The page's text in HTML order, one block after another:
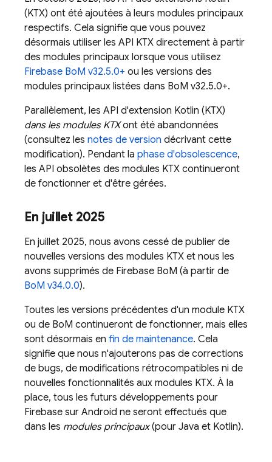
(KTX) ont été ajoutées à leurs modules principaux
respectifs. Cela signifie que vous pouvez
désormais utiliser les API KTX directement à partir
des modules principaux lorsque vous utilisez
Firebase BoM v32.5.0+ ou les versions des
modules principaux listées dans BoM v32.5.0+.
Parallèlement, les API d'extension Kotlin (KTX)
dans les modules KTXont été abandonnées
(consultez les notes de version décrivant cette
modification). Pendant la phase d'obsolescence,
les API obsolètes des modules KTX continueront
de fonctionner et d'être gérées.
En juillet 2025
En juillet 2025, nous avons cessé de publier de
nouvelles versions des modules KTX et nous les
avons supprimés de Firebase BoM (à partir de
BoM v34.0.0).
Toutes les versions précédentes d'un module KTX
ou de BoM continueront de fonctionner, mais elles
sont désormais en fin de maintenance. Cela
signifie que nous n'ajouterons pas de corrections
de bugs, de modifications rétrocompatibles ni de
nouvelles fonctionnalités aux modules KTX. À la
place, tous les futurs développements pour
Firebase sur Android ne seront effectués que
dans les modules principaux(pour Java et Kotlin).